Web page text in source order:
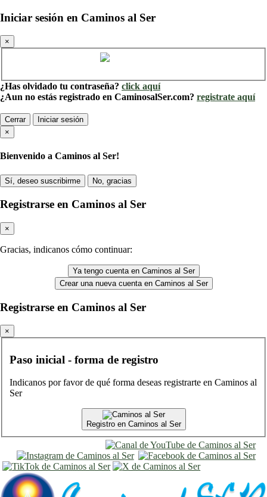
Iniciar sesión en Caminos al Ser
×
¿Has olvidado tu contraseña? click aquí
¿Aun no estás registrado en CaminosalSer.com? registrate aquí
Cerrar
Iniciar sesión
×
Bienvenido a Caminos al Ser!
Sí, deseo suscribirme No, gracias
Registrarse en Caminos al Ser
×
Gracias, indicanos cómo continuar:
Ya tengo cuenta en Caminos al Ser
Crear una nueva cuenta en Caminos al Ser
Registrarse en Caminos al Ser
×
Paso inicial - forma de registro
Indicanos por favor de qué forma deseas registrarte en Caminos al
Ser
Registro en Caminos al Ser